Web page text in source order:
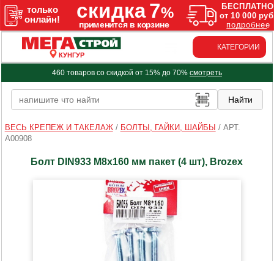
КУНГУР
КАТЕГОРИИ
460 товаров со скидкой от 15% до 70% смотреть
ВЕСЬ КРЕПЕЖ И ТАКЕЛАЖ/ БОЛТЫ, ГАЙКИ, ШАЙБЫ / АРТ.
A00908
Болт DIN933 М8х160 мм пакет (4 шт), Brozex